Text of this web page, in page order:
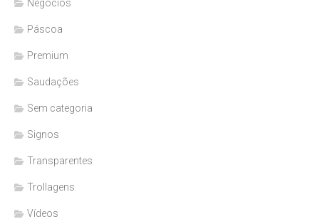
Negócios
Páscoa
Premium
Saudações
Sem categoria
Signos
Transparentes
Trollagens
Vídeos